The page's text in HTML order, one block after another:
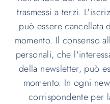
trasmessi a terzi.
può essere cancellata
momento. Il consenso
personali, che
della newsletter, può
momento. In ogni
corrispondente per